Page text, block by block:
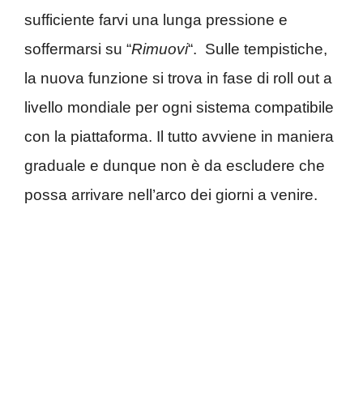
sufficiente farvi una lunga pressione e
soffermarsi su “Rimuovi“. Sulle tempistiche,
la nuova funzione si trova in fase di roll out a
livello mondiale per ogni sistema compatibile
con la piattaforma. Il tutto avviene in maniera
graduale e dunque non è da escludere che
possa arrivare nell’arco dei giorni a venire.